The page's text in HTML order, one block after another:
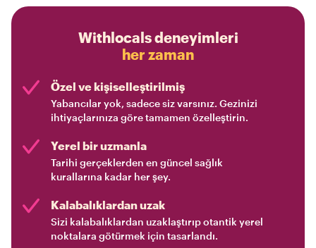
Withlocals deneyimleri
her zaman
Özel ve kişiselleştirilmiş
Yabancılar yok, sadece siz varsınız. Gezinizi
ihtiyaçlarınıza göre tamamen özelleştirin.
Yerel bir uzmanla
Tarihi gerçeklerden en güncel sağlık
kurallarına kadar her şey.
Kalabalıklardan uzak
Sizi kalabalıklardan uzaklaştırıp otantik yerel
noktalara götürmek için tasarlandı.